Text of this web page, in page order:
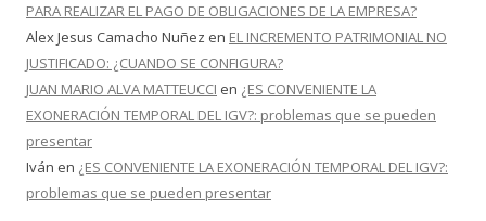
PARA REALIZAR EL PAGO DE OBLIGACIONES DE LA EMPRESA?
Alex Jesus Camacho Nuñez en EL INCREMENTO PATRIMONIAL NO
JUSTIFICADO: ¿CUANDO SE CONFIGURA?
JUAN MARIO ALVA MATTEUCCI en ¿ES CONVENIENTE LA
EXONERACIÓN TEMPORAL DEL IGV?: problemas que se pueden
presentar
Iván en ¿ES CONVENIENTE LA EXONERACIÓN TEMPORAL DEL IGV?:
problemas que se pueden presentar